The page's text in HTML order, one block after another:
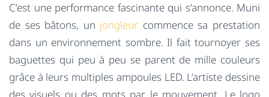
C’est une performance fascinante qui s’annonce. Muni
de ses bâtons, un jongleur commence sa prestation
dans un environnement sombre. Il fait tournoyer ses
baguettes qui peu à peu se parent de mille couleurs
grâce à leurs multiples ampoules LED. L’artiste dessine